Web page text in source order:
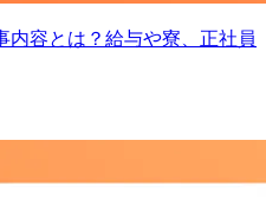
内容とは？給与や寮、正社員